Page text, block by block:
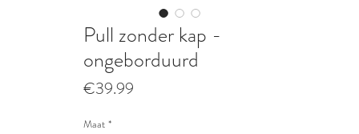
Pull zonder kap -
ongeborduurd
€39.99
Maat *